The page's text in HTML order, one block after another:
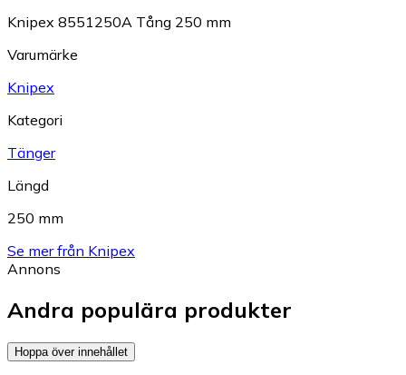
Knipex 8551250A Tång 250 mm
Varumärke
Knipex
Kategori
Tänger
Längd
250 mm
Se mer från Knipex
Annons
Andra populära produkter
Hoppa över innehållet